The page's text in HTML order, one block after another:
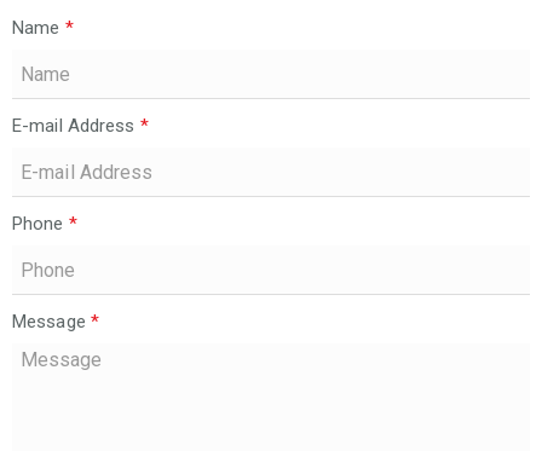
Name *
E-mail Address *
Phone *
Message *